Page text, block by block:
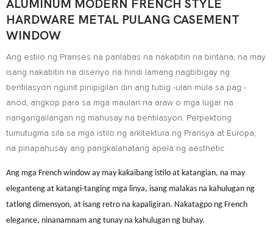
ALUMINUM MODERN FRENCH STYLE
HARDWARE METAL PULANG CASEMENT
WINDOW
Ang estilo ng Pranses na panlabas na nakabitin na bintana, na may
isang nakabitin na disenyo na hindi lamang nagbibigay ng
bentilasyon ngunit pinipigilan din ang tubig -ulan mula sa pag -
anod, angkop para sa mga maulan na araw o mga lugar na
nangangailangan ng mahusay na bentilasyon. Perpektong
tumutugma sila sa mga istilo ng arkitektura ng Pransya at Europa,
na pinapahusay ang pangkalahatang apela ng aesthetic
Ang mga French window ay may kakaibang istilo at katangian, na may
eleganteng at katangi-tanging mga linya, isang malakas na kahulugan ng
tatlong dimensyon, at isang retro na kapaligiran. Nakatagpo ng French
elegance, ninanamnam ang tunay na kahulugan ng buhay.